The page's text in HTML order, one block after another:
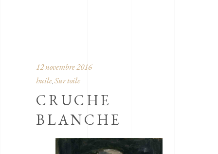
12 novembre 2016
huile, Sur toile
CRUCHE
BLANCHE